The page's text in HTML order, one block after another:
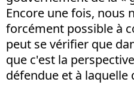
Encore une fois, nous
forcément possible à
peut se vérifier que
que c'est la
défendue et à